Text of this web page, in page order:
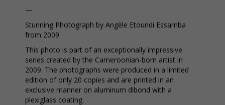
—
Stunning Photograph by Angèle Etoundi Essamba
from 2009
This photo is part of an exceptionally impressive
series created by the Cameroonian-born artist in
2009. The photographs were produced in a limited
edition of only 20 copies and are printed in an
exclusive manner on aluminum dibond with a
plexiglass coating.